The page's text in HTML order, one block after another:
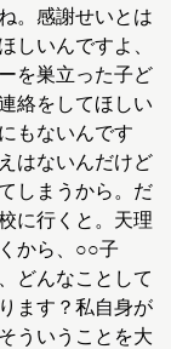
。感謝せいとは
しいんですよ、
を巣立った子ど
絡をしてほしい
もないんです
はないんだけど
しまうから。だ
に行くと。天理
から、○○子
どんなことして
ます？私自身が
ういうことを大